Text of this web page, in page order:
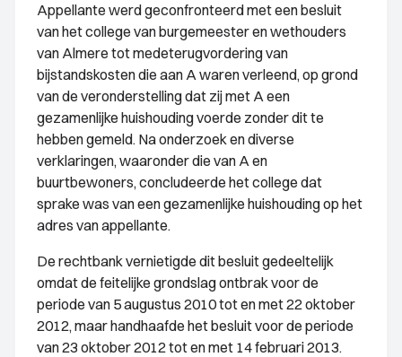
Appellante werd geconfronteerd met een besluit
van het college van burgemeester en wethouders
van Almere tot medeterugvordering van
bijstandskosten die aan A waren verleend, op grond
van de veronderstelling dat zij met A een
gezamenlijke huishouding voerde zonder dit te
hebben gemeld. Na onderzoek en diverse
verklaringen, waaronder die van A en
buurtbewoners, concludeerde het college dat
sprake was van een gezamenlijke huishouding op het
adres van appellante.
De rechtbank vernietigde dit besluit gedeeltelijk
omdat de feitelijke grondslag ontbrak voor de
periode van 5 augustus 2010 tot en met 22 oktober
2012, maar handhaafde het besluit voor de periode
van 23 oktober 2012 tot en met 14 februari 2013.